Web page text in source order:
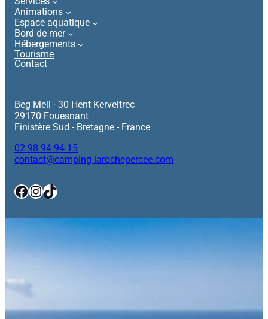
Animations
Espace aquatique
Bord de mer
Hébergements
Tourisme
Contact
Beg Meil - 30 Hent Kerveltrec
29170 Fouesnant
Finistère Sud - Bretagne - France
02 98 94 94 15
contact@camping-larochepercee.com
Facebook
Instagram
TikTok